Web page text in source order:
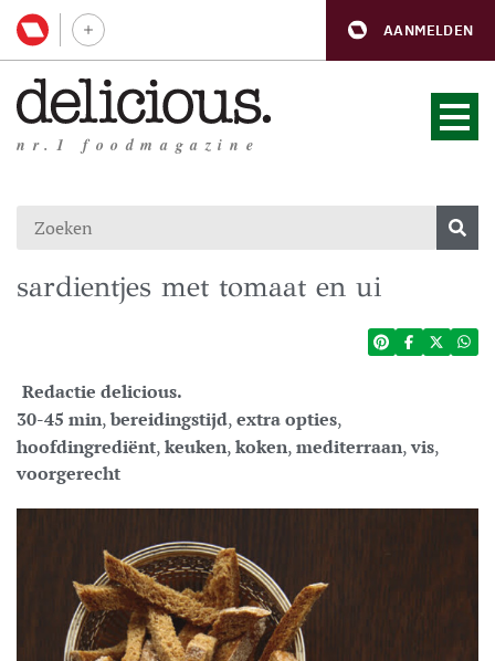
AANMELDEN
nr.1 foodmagazine
sardientjes met tomaat en ui
Redactie delicious.
30-45 min,bereidingstijd,extra opties,
hoofdingrediënt,keuken,koken,mediterraan,vis,
voorgerecht